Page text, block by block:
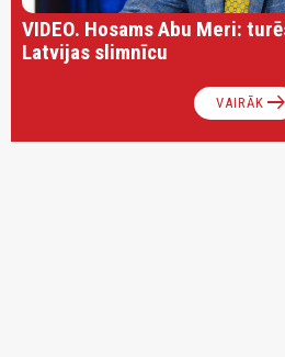
VIDEO. Hosams Abu Meri:
Latvijas slimnīcu
VAIRĀK arrow_right_alt